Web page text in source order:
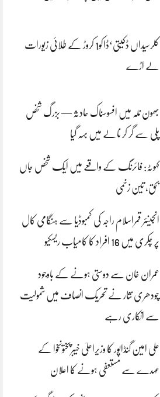
کلرسیداں ڈکیتی‘ڈاکو1 کروڑ کے طلائی زیورات
لے اڑے
بھون نلہ میں افسوسناک حادثہ — بزرگ شخص
پلی سے گر کر نالے میں بہہ گیا
کہوٹہ: فائرنگ کے واقعے میں ایک شخص جاں
بحق، تین زخمی
انجینئر قمراسلام راجہ کی کمبوڈیا سے ہنگامی کال
پر چکری میں 16 افراد کا کامیاب ریسکیو
عمران خان سے دوستی ہونے کے باوجود
چودھری نثار نے تحریک انصاف میں شمولیت
سے انکاری رہے
علی امین گنڈاپور کا وزیراعلیٰ خیبرپختونخوا کے
عہدے سے مستعفی ہونے کا اعلان